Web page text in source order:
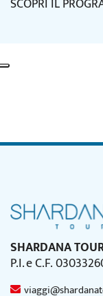
SHARDANA
P.I. e C.F.